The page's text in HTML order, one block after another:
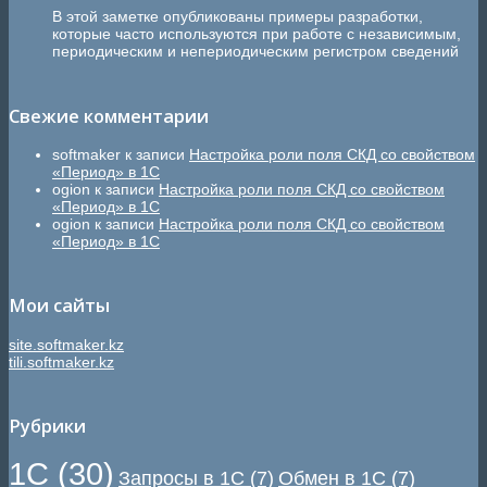
В этой заметке опубликованы примеры разработки,
которые часто используются при работе с независимым,
периодическим и непериодическим регистром сведений
Свежие комментарии
softmaker к записи Настройка роли поля СКД со свойством
«Период» в 1С
ogion к записи Настройка роли поля СКД со свойством
«Период» в 1С
ogion к записи Настройка роли поля СКД со свойством
«Период» в 1С
Мои сайты
site.softmaker.kz
tili.softmaker.kz
Рубрики
1С (30) Запросы в 1С (7) Обмен в 1С (7)